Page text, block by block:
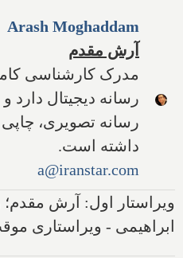
Arash Moghaddam
آرش مقدم
مدرک کارشناسی
رسانه تصویری، چاپی
داشته است.
a@iranstar.com
ویراستار اول: آرش مقدم؛
ابراهیمی - ویراستاری